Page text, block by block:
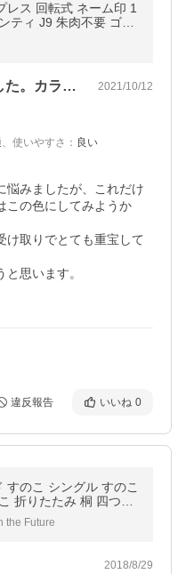
レス 回転式 ネーム印 1
ティ J9 朱肉不要 ゴム
ー おしゃれ ポイント
注文してからすぐに届きました。カラーが… 2021/10/12
、 使いやすさ ： 良い
悩みましたが、これだけ
この色にしてみようか
け取りでとても重宝して
思います。
違反報告 いいね 0
すのこ シングル すのこ
折りたたみ 桐 四つ折
マット 梅雨
the Future
2018/8/29